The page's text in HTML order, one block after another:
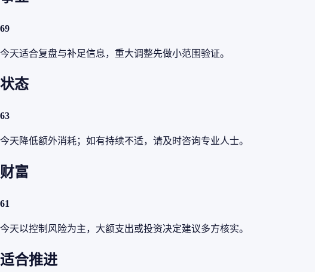
69
今天适合复盘与补足信息，重大调整先做小范围验证。
状态
63
今天降低额外消耗；如有持续不适，请及时咨询专业人士。
财富
61
今天以控制风险为主，大额支出或投资决定建议多方核实。
适合推进